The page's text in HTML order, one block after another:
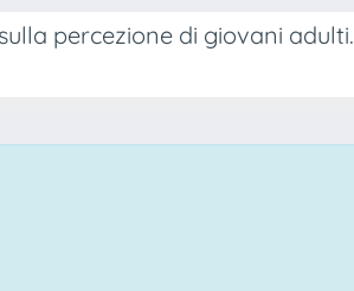
percezione di giovani adulti.